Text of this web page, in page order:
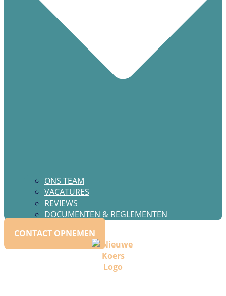
ONS TEAM
VACATURES
REVIEWS
DOCUMENTEN & REGLEMENTEN
CONTACT OPNEMEN